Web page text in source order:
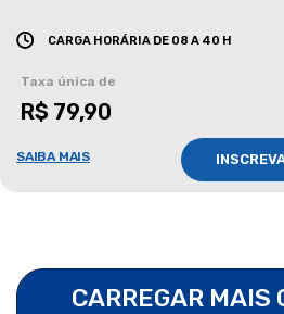
CARGA HORÁRIA DE 08 A 40 H
Taxa única de
R$ 79,90
SAIBA MAIS
CARREGAR MAIS